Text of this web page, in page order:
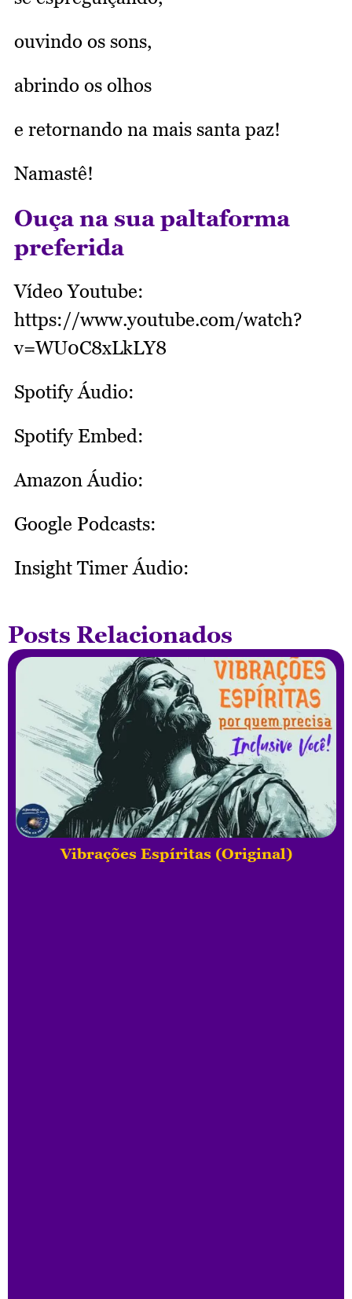
ouvindo os sons,
abrindo os olhos
e retornando na mais santa paz!
Namastê!
Ouça na sua paltaforma
preferida
Vídeo Youtube:
https://www.youtube.com/watch?
v=WU0C8xLkLY8
Spotify Áudio:
Spotify Embed:
Amazon Áudio:
Google Podcasts:
Insight Timer Áudio:
Posts Relacionados
Vibrações Espíritas (Original)